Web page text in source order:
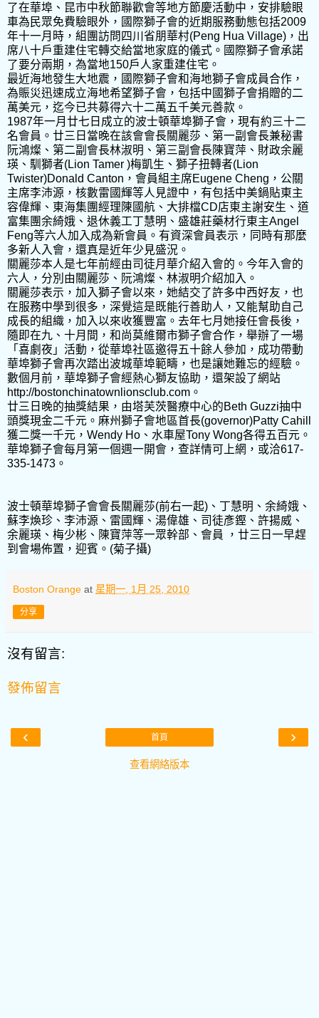
了在華埠、昆市中秋節聯歡會等地方節慶活動中，安排驗眼
車為民眾免費驗眼外，國際獅子會的近期服務動態包括2009
年十一月時，組團訪問四川省朋華村(Peng Hua Village)，出
席八十戶重建住宅轉交給當地家庭的儀式。國際獅子會承諾
了要分兩期，為當地150戶人家重建住宅。
最近海地發生大地震，國際獅子會和海地獅子會成員合作，
為賑災迅速成立海地希望獅子會，包括中國獅子會捐贈的二
萬美元，迄今已共募得六十二萬五千美元善款。
1987年一月廿七日成立的波士頓華埠獅子會，現有約三十二
名會員。廿三日當晚在該會會長關麗莎、第一副會長兼秘書
阮鴻燦、第二副會長林淑明、第三副會長陳寶萍、財政余麗
瑛、馴獅者(Lion Tamer )梅凱生、獅子扭轉者(Lion
Twister)Donald Canton，會員組主席Eugene Cheng，公關
主席李沛源，核數雷國輝等人見證中，有包括中美鍋貼東主
容偉輝、東海集團經理陳國航、大排檔CD店東主謝安生、道
富集團余綺娥、退休義工丁慧明、盛雄莊藥材行東主Angel
Feng等六人加入成為新會員。有資深會員表示，同時有那麼
多新人入會，還真是近年少見盛況。
關麗莎本人是七年前經由司徒月華介紹入會的。今年入會的
六人，分別由關麗莎、阮鴻燦、林淑明介紹加入。
關麗莎表示，加入獅子會以來，她結交了許多中西好友，也
在服務中學到很多，深覺這是既能行善助人，又能幫助自己
成長的組織，加入以來收獲豐富。去年七月她接任會長後，
隨即在九、十月間，和尚莫維爾市獅子會合作，舉辦了一場
「喜劇夜」活動，從華埠社區邀得五十餘人參加，成功帶動
華埠獅子會再次踏出波城華埠範疇，也是讓她難忘的經驗。
數個月前，華埠獅子會經熱心獅友協助，還架設了網站
http://bostonchinatownlionsclub.com。
廿三日晚的抽獎結果，由塔芙茨醫療中心的Beth Guzzi抽中
頭獎現金二千元。麻州獅子會地區首長(governor)Patty Cahill
獲二獎一千元，Wendy Ho、水車屋Tony Wong各得五百元。
華埠獅子會每月第一個週一開會，查詳情可上網，或洽617-
335-1473。
波士頓華埠獅子會會長關麗莎(前右一起)、丁慧明、余綺娥、
蘇李煥珍、李沛源、雷國輝、湯偉雄、司徒彥鏗、許揚威、
余麗瑛、梅少彬、陳寶萍等一眾幹部、會員 ，廿三日一早趕
到會場佈置，迎賓。(菊子攝)
Boston Orange at 星期一, 1月 25, 2010
分享
沒有留言:
發佈留言
‹ ›
首頁
查看網絡版本